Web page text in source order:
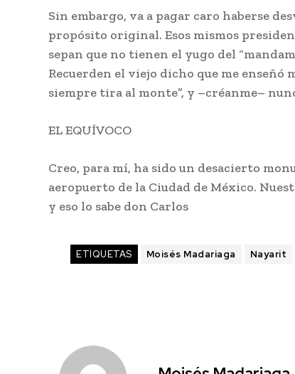
Sin embargo, va a pagar caro haberse
propósito original. Esos mismos
sepan que no tienen el yugo del
Recuerden el viejo dicho que me enseñó
siempre tira al monte”, y –créanme–
EL EQUÍVOCO
Creo, para mí, ha sido un desacierto
aeropuerto de la Ciudad de México.
y eso lo sabe don Carlos
ETIQUETAS Moisés Madariaga Nayarit